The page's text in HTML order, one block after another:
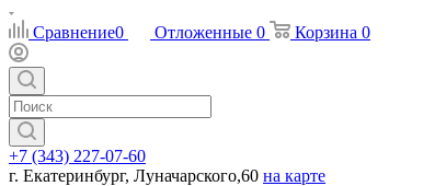
Сравнение0 Отложенные 0 Корзина 0
+7 (343) 227-07-60
г. Екатеринбург, Луначарского,60 на карте